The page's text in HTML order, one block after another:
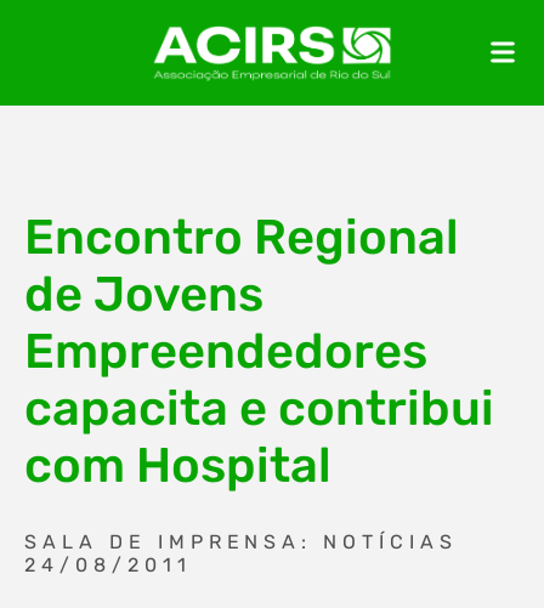
Encontro Regional
de Jovens
Empreendedores
capacita e contribui
com Hospital
SALA DE IMPRENSA: NOTÍCIAS
24/08/2011